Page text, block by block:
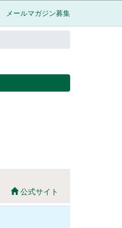
メールマガジン募集
公式サイト